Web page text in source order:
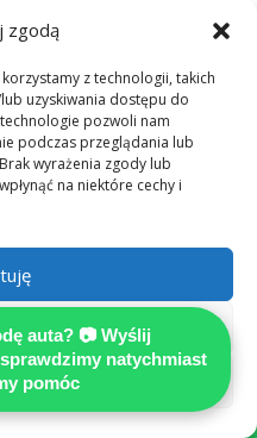
zgodą
z technologii, takich
uzyskiwania dostępu do
pozwoli nam
podczas przeglądania lub
wyrażenia zgody lub
na niektóre cechy i
w EURO w
sprawcy!
CAŁYCH
- FRANKFURCIE -
HAMBURG
auta? 📷 Wyślij
natychmiast
pomóc